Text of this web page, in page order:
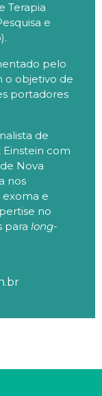
Terapia
e
pelo
o objetivo de
portadores
de
com
Nova
nos
e
no
para long-